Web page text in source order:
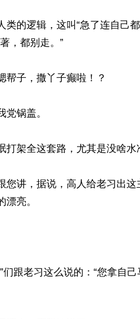
类的逻辑，这叫“急了连自己
，都别走。”
帮子，撒丫子癫啦！？
党锅盖。
打架全这套路，尤其是没啥水
您讲，据说，高人给老习出
漂亮。
们跟老习这么说的：“您拿自